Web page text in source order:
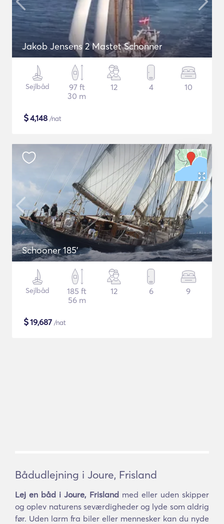
Jakob Jensens 2 Mastet Schonner
Sejlbåd
97 ft
30 m
12 4 10
$4,148 /nat
Schooner 185'
Sejlbåd
185 ft
56 m
12 6 9
$19,687 /nat
Bådudlejning i Joure, Frisland
Lej en båd i Joure, Frisland med eller uden skipper
og oplev naturens seværdigheder og lyde som aldrig
før. Uden larm fra biler eller mennesker kan du nyde